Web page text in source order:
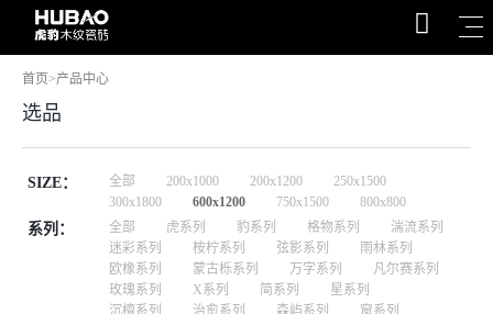
首页>产品中心
选品
SIZE： 全部 200x1000 200x1200
250x1500
300x1800
600x1200 750x1500 800x800
系列： 全部 虎系列 豹系列 格物系列
湍流系列
迷彩系列
桉柠系列 弦影系列
雨林系列
欧橡系列
蒙古栎系列 万字系列
凡尔赛系列
玫瑰系列
X系列 简系列
星系列
沉檀系列
治愈系列 森屿系列
窗系列